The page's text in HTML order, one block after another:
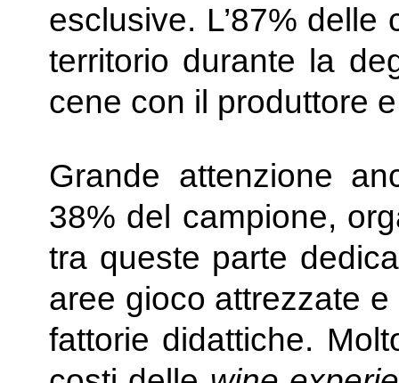
esclusive. L’87%
territorio durante la
cene con il produttore
Grande attenzione
38% del campione,
tra queste parte
aree gioco attrezzate
fattorie didattiche.